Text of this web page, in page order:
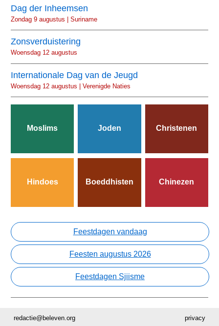
Dag der Inheemsen
Zondag 9 augustus | Suriname
Zonsverduistering
Woensdag 12 augustus
Internationale Dag van de Jeugd
Woensdag 12 augustus | Verenigde Naties
Moslims Joden Christenen
Hindoes Boeddhisten Chinezen
Feestdagen vandaag
Feesten augustus 2026
Feestdagen Sjiisme
privacy
redactie@beleven.org